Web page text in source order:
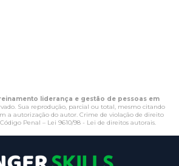
liderança e gestão de pessoas em
Sua reprodução, parcial ou total, mesmo citando
a autorização do autor. Crime de violação de direito
Penal – Lei 9610/98 - Lei de direitos autorais.